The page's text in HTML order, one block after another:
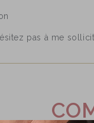
pas à me